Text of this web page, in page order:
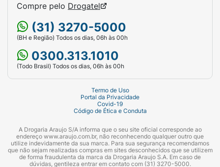
Compre pelo Drogatel
(31) 3270-5000
(BH e Região) Todos os dias, 06h às 00h
0300.313.1010
(Todo Brasil) Todos os dias, 06h às 00h
Termo de Uso
Portal da Privacidade
Covid-19
Código de Ética e Conduta
A Drogaria Araujo S/A informa que o seu site oficial corresponde ao
endereço www.araujo.com.br, não reconhecendo qualquer outro que
utilize indevidamente da sua marca. Para sua segurança recomendamos
que não sejam realizadas compras em sites desconhecidos que se utilizem
de forma fraudulenta da marca da Drogaria Araujo S.A. Em caso de
dúvidas, gentileza entrar em contato com (31) 3270-5000.